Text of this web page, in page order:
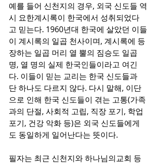
예를 들어 신천지의 경우, 외국 신도들 역
시 요한계시록이 한국에서 성취되었다
고 믿는다. 1960년대 한국에 살았던 이들
이 계시록의 일곱 천사이며, 계시록에 등
장하는 일곱 머리 열 뿔의 짐승도 일곱
명, 열 명의 실제 한국인들이라고 여긴
다. 이들이 믿는 교리는 한국 신도들과
단 하나도 다르지 않다. 다시 말해, 이단
으로 인해 한국 신도들이 겪는 고통(가족
과의 단절, 사회적 고립, 직장 포기, 학업
포기, 건강 악화 등)은 외국 신도들에게
도 동일하게 일어난다는 뜻이다.
필자는 최근 신천지와 하나님의교회 등